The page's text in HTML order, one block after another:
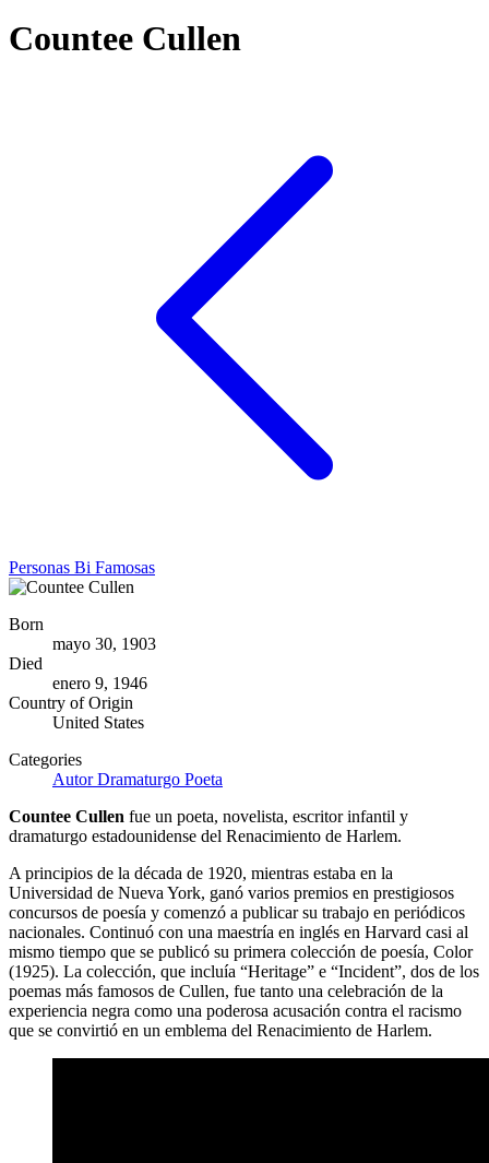
Countee Cullen
Personas Bi Famosas
Born
mayo 30, 1903
Died
enero 9, 1946
Country of Origin
United States
Categories
AutorDramaturgo Poeta
Countee Cullen fue un poeta, novelista, escritor infantil y
dramaturgo estadounidense del Renacimiento de Harlem.
A principios de la década de 1920, mientras estaba en la
Universidad de Nueva York, ganó varios premios en prestigiosos
concursos de poesía y comenzó a publicar su trabajo en periódicos
nacionales. Continuó con una maestría en inglés en Harvard casi al
mismo tiempo que se publicó su primera colección de poesía, Color
(1925). La colección, que incluía “Heritage” e “Incident”, dos de los
poemas más famosos de Cullen, fue tanto una celebración de la
experiencia negra como una poderosa acusación contra el racismo
que se convirtió en un emblema del Renacimiento de Harlem.